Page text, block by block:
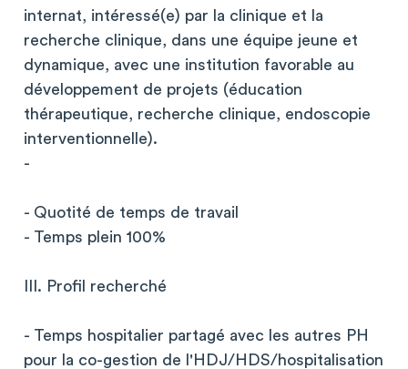
internat, intéressé(e) par la clinique et la
recherche clinique, dans une équipe jeune et
dynamique, avec une institution favorable au
développement de projets (éducation
thérapeutique, recherche clinique, endoscopie
interventionnelle).
-
- Quotité de temps de travail
- Temps plein 100%
III. Profil recherché
- Temps hospitalier partagé avec les autres PH
pour la co-gestion de l'HDJ/HDS/hospitalisation